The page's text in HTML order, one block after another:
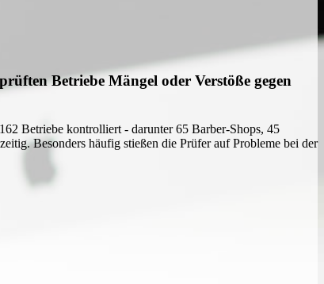
Betriebe Mängel oder Verstöße gegen
Betriebe kontrolliert - darunter 65 Barber-Shops, 45
Besonders häufig stießen die Prüfer auf Probleme bei der